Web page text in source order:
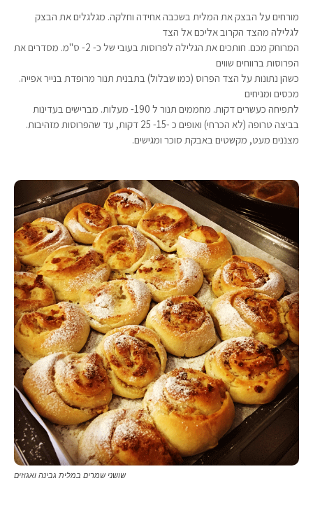
מורחים על הבצק את המלית בשכבה אחידה וחלקה. מגלגלים את הבצק
לגלילה מהצד הקרוב אליכם אל הצד
המרוחק מכם. חותכים את הגלילה לפרוסות בעובי של כ- 2- ס"מ. מסדרים את
הפרוסות ברווחים שווים
כשהן נתונות על הצד הפרוס (כמו שבלול) בתבנית תנור מרופדת בנייר אפייה.
מכסים ומניחים
לתפיחה כעשרים דקות. מחממים תנור ל 190- מעלות. מברישים בעדינות
בביצה טרופה (לא הכרחי) ואופים כ -15- 25 דקות, עד שהפרוסות מזהיבות.
מצננים מעט, מקשטים באבקת סוכר ומגישים.
שושני שמרים במלית גבינה ואגוזים